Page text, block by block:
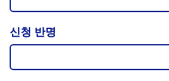
신청 반명